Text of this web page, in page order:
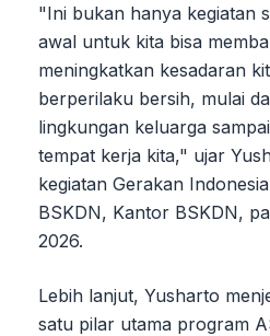
"Ini bukan hanya kegiatan
awal untuk kita bisa
meningkatkan kesadaran
berperilaku bersih, mulai
lingkungan keluarga
tempat kerja kita," ujar
kegiatan Gerakan
BSKDN, Kantor BSKDN,
2026.
Lebih lanjut, Yusharto
satu pilar utama program